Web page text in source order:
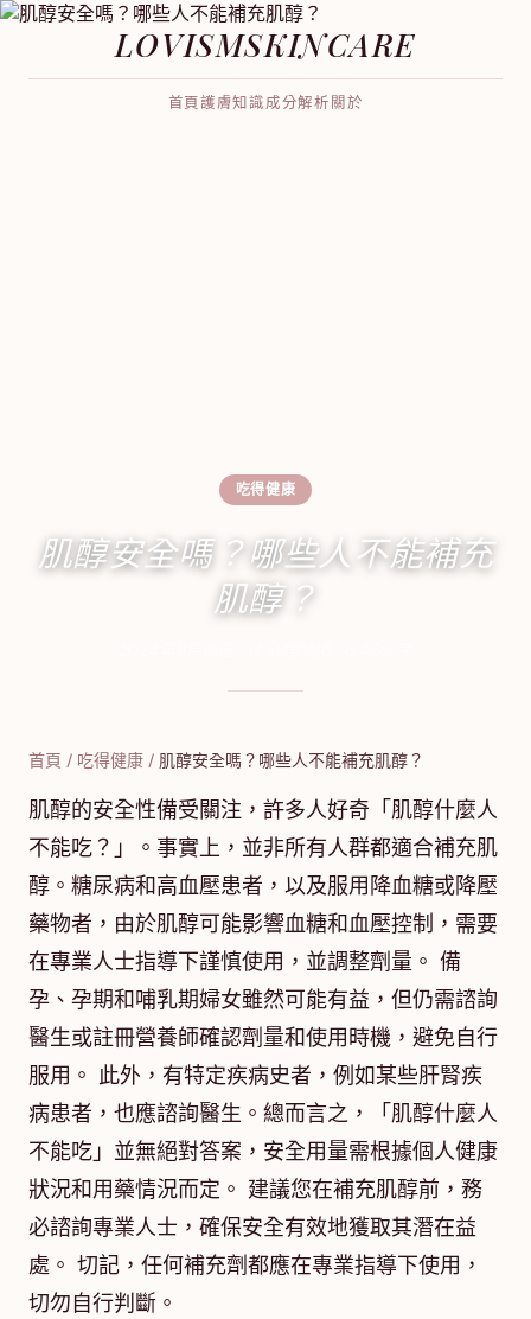
LOVISMSKINCARE
首頁護膚知識成分解析關於
吃得健康
肌醇安全嗎？哪些人不能補充
肌醇？
首頁 / 吃得健康 / 肌醇安全嗎？哪些人不能補充肌醇？
肌醇的安全性備受關注，許多人好奇「肌醇什麼人
不能吃？」。事實上，並非所有人群都適合補充肌
醇。糖尿病和高血壓患者，以及服用降血糖或降壓
藥物者，由於肌醇可能影響血糖和血壓控制，需要
在專業人士指導下謹慎使用，並調整劑量。 備
孕、孕期和哺乳期婦女雖然可能有益，但仍需諮詢
醫生或註冊營養師確認劑量和使用時機，避免自行
服用。 此外，有特定疾病史者，例如某些肝腎疾
病患者，也應諮詢醫生。總而言之，「肌醇什麼人
不能吃」並無絕對答案，安全用量需根據個人健康
狀況和用藥情況而定。 建議您在補充肌醇前，務
必諮詢專業人士，確保安全有效地獲取其潛在益
處。 切記，任何補充劑都應在專業指導下使用，
切勿自行判斷。